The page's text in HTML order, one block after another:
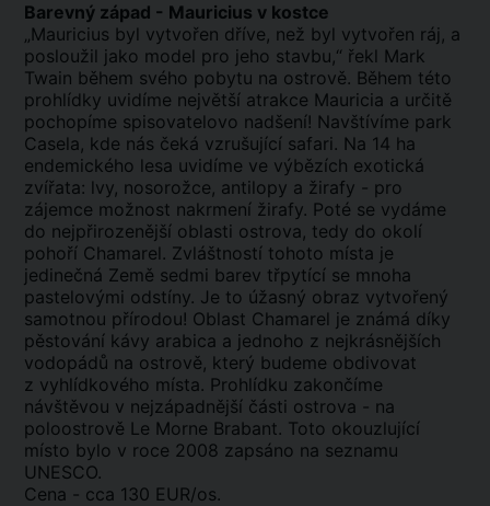
Barevný západ - Mauricius v kostce
„Mauricius byl vytvořen dříve, než byl vytvořen ráj, a
posloužil jako model pro jeho stavbu,“ řekl Mark
Twain během svého pobytu na ostrově. Během této
prohlídky uvidíme největší atrakce Mauricia a určitě
pochopíme spisovatelovo nadšení! Navštívíme park
Casela, kde nás čeká vzrušující safari. Na 14 ha
endemického lesa uvidíme ve výbězích exotická
zvířata: lvy, nosorožce, antilopy a žirafy - pro
zájemce možnost nakrmení žirafy. Poté se vydáme
do nejpřirozenější oblasti ostrova, tedy do okolí
pohoří Chamarel. Zvláštností tohoto místa je
jedinečná Země sedmi barev třpytící se mnoha
pastelovými odstíny. Je to úžasný obraz vytvořený
samotnou přírodou! Oblast Chamarel je známá díky
pěstování kávy arabica a jednoho z nejkrásnějších
vodopádů na ostrově, který budeme obdivovat
z vyhlídkového místa. Prohlídku zakončíme
návštěvou v nejzápadnější části ostrova - na
poloostrově Le Morne Brabant. Toto okouzlující
místo bylo v roce 2008 zapsáno na seznamu
UNESCO.
Cena - cca 130 EUR/os.